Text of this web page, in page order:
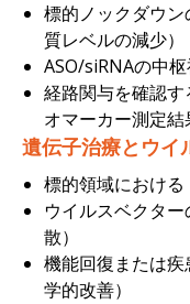
標的ノックダウン
質レベルの減少）
ASO/siRNAの中
経路関与を確認
オマーカー測定結
遺伝子治療とウイ
標的領域におけ
ウイルスベクタ
散）
機能回復または
学的改善）